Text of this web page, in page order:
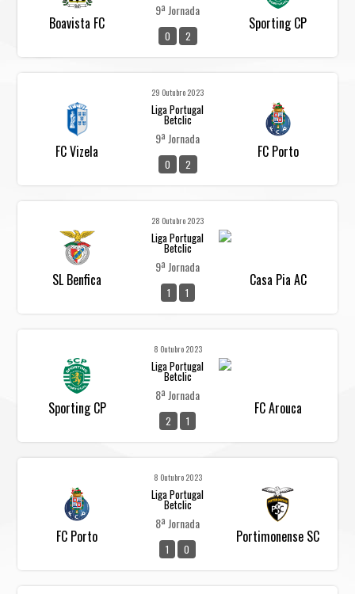
Boavista FC
9ª Jornada
0 2
Sporting CP
FC Vizela
29 Outubro 2023
Liga Portugal
Betclic
9ª Jornada
0 2
FC Porto
SL Benfica
28 Outubro 2023
Liga Portugal
Betclic
9ª Jornada
1 1
Casa Pia AC
Sporting CP
8 Outubro 2023
Liga Portugal
Betclic
8ª Jornada
2 1
FC Arouca
FC Porto
8 Outubro 2023
Liga Portugal
Betclic
8ª Jornada
1 0
Portimonense SC